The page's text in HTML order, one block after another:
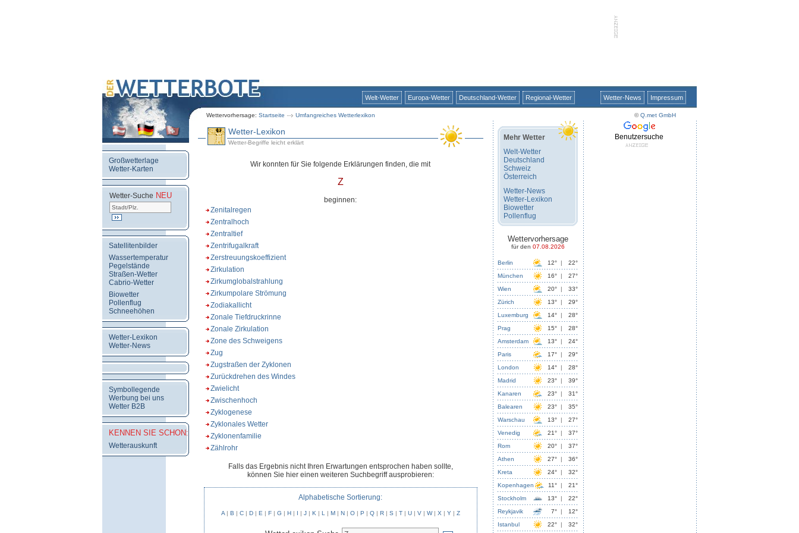
Welt-Wetter Europa-Wetter Deutschland-Wetter Regional-Wetter
Wettervorhersage: Startseite Umfangreiches Wetterlexikon
Wetter-News Impressum
©Q.met GmbH
Großwetterlage
Wetter-Karten
Wetter-Suche NEU
Satellitenbilder
Wassertemperatur
Pegelstände
Straßen-Wetter
Cabrio-Wetter
Biowetter
Pollenflug
Schneehöhen
Wetter-Lexikon
Wetter-News
Symbollegende
Werbung bei uns
Wetter B2B
KENNEN SIE SCHON:
Wetterauskunft
Wetter-Lexikon
Wetter-Begriffe leicht erklärt
Wir konnten für Sie folgende Erklärungen finden, die mit
Z
beginnen:
Zenitalregen
Zentralhoch
Zentraltief
Zentrifugalkraft
Zerstreuungskoeffizient
Zirkulation
Zirkumglobalstrahlung
Zirkumpolare Strömung
Zodiakallicht
Zonale Tiefdruckrinne
Zonale Zirkulation
Zone des Schweigens
Zug
Zugstraßen der Zyklonen
Zurückdrehen des Windes
Zwielicht
Zwischenhoch
Zyklogenese
Zyklonales Wetter
Zyklonenfamilie
Zählrohr
Falls das Ergebnis nicht Ihren Erwartungen entsprochen haben sollte,
können Sie hier einen weiteren Suchbegriff ausprobieren:
Alphabetische Sortierung:
A| B | C| D| E | F| G | H| I | J| K | L | M| N| O| P | Q| R| S | T| U| V| W| X | Y| Z
Mehr Wetter
Welt-Wetter
Deutschland
Schweiz
Österreich
Wetter-News
Wetter-Lexikon
Biowetter
Pollenflug
Wettervorhersage
für den 07.08.2026
Berlin 12° |
22°
München
16° |
27°
Wien
20° |
33°
Zürich
13° |
29°
Luxemburg
14° |
28°
Prag
15° |
28°
Amsterdam
13° |
24°
Paris
17° |
29°
London
14° |
28°
Madrid
23° |
39°
Kanaren
23° |
31°
Balearen
23° |
35°
Warschau
13° |
27°
Venedig
21° |
37°
Rom
20° |
37°
Athen
27° |
36°
Kreta
24° |
32°
Kopenhagen
11° |
21°
Stockholm
13° |
22°
Reykjavik
7° |
12°
Istanbul
22° | 32°
Benutzersuche